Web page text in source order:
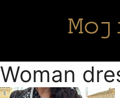
Woman